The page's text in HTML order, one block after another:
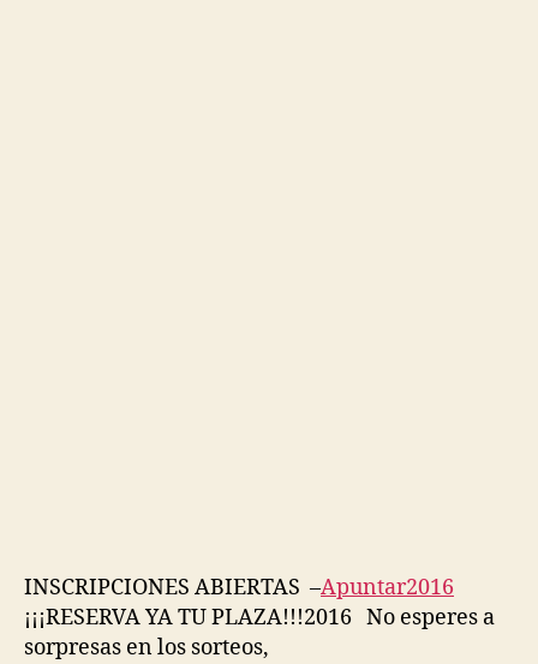
INSCRIPCIONES ABIERTAS –Apuntar2016
¡¡¡RESERVA YA TU PLAZA!!!2016 No esperes a
sorpresas en los sorteos,